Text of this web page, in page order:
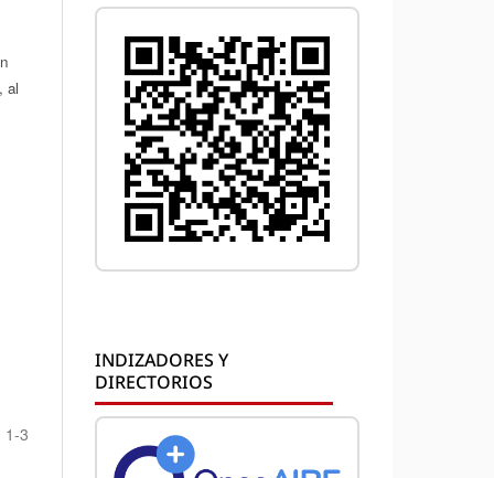
al
1-3
INDIZADORES Y
DIRECTORIOS